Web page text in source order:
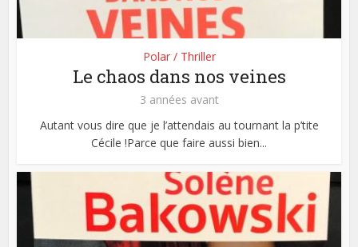
Polar / Thriller
Le chaos dans nos veines
3 années avant
Autant vous dire que je l’attendais au tournant la p’tite
Cécile !Parce que faire aussi bien...